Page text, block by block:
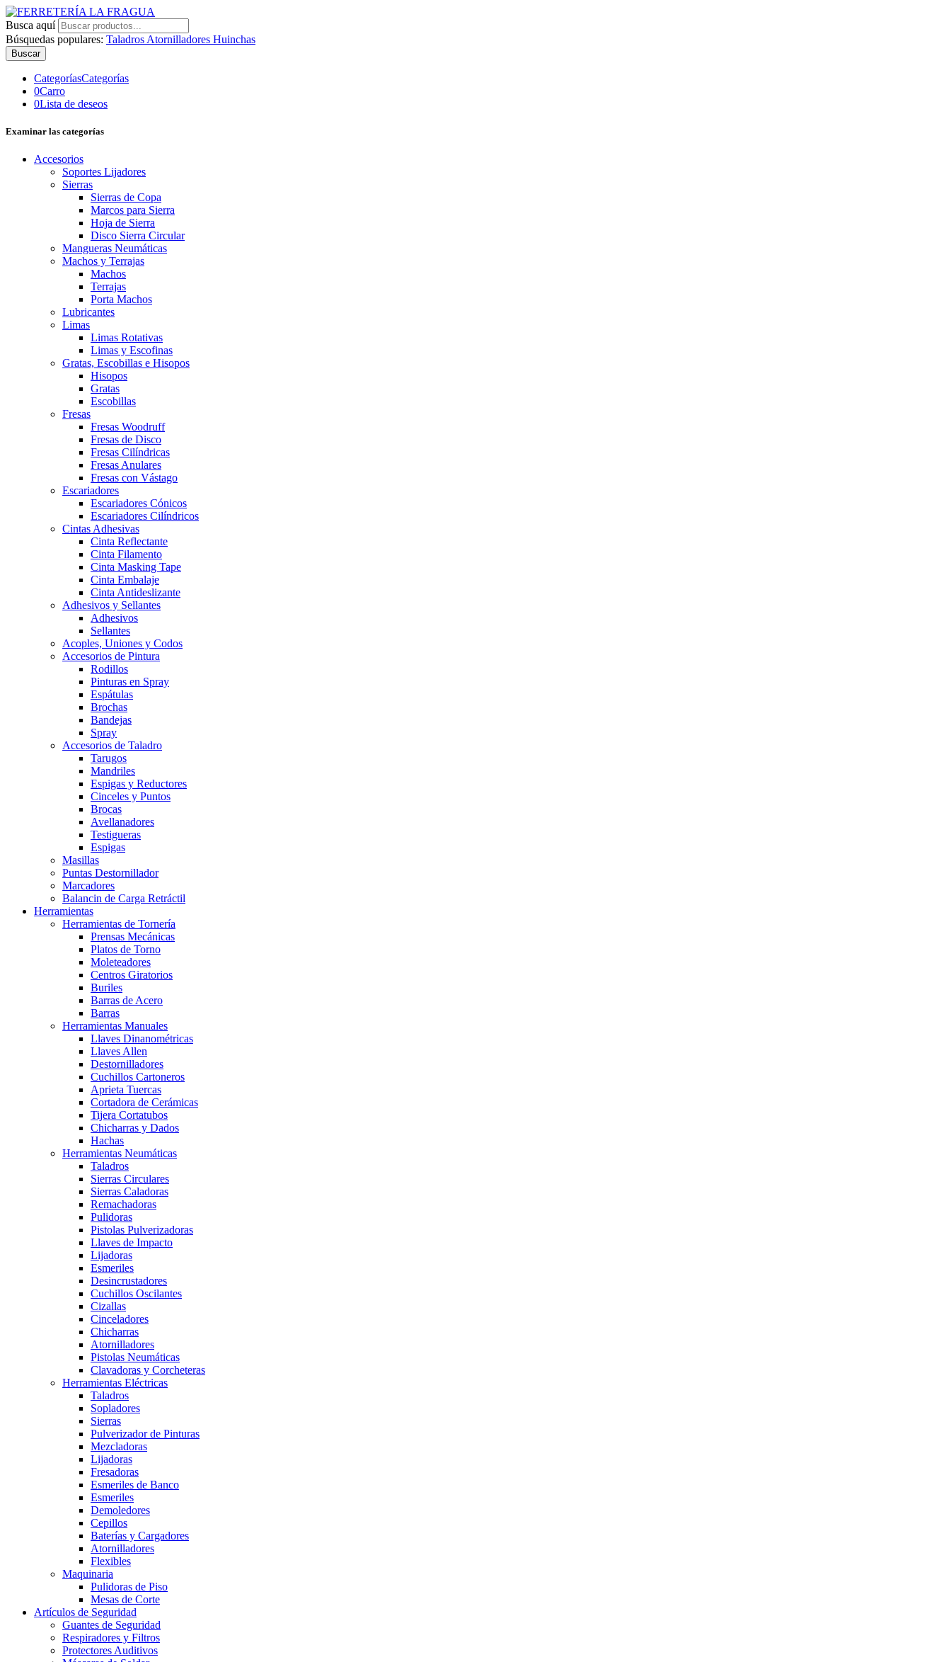
Busca aquí
Búsquedas populares: Taladros Atornilladores Huinchas
Buscar
CategoríasCategorías
0Carro
0Lista de deseos
Examinar las categorías
Accesorios
Soportes Lijadores
Sierras
Sierras de Copa
Marcos para Sierra
Hoja de Sierra
Disco Sierra Circular
Mangueras Neumáticas
Machos y Terrajas
Machos
Terrajas
Porta Machos
Lubricantes
Limas
Limas Rotativas
Limas y Escofinas
Gratas, Escobillas e Hisopos
Hisopos
Gratas
Escobillas
Fresas
Fresas Woodruff
Fresas de Disco
Fresas Cilíndricas
Fresas Anulares
Fresas con Vástago
Escariadores
Escariadores Cónicos
Escariadores Cilíndricos
Cintas Adhesivas
Cinta Reflectante
Cinta Filamento
Cinta Masking Tape
Cinta Embalaje
Cinta Antideslizante
Adhesivos y Sellantes
Adhesivos
Sellantes
Acoples, Uniones y Codos
Accesorios de Pintura
Rodillos
Pinturas en Spray
Espátulas
Brochas
Bandejas
Spray
Accesorios de Taladro
Tarugos
Mandriles
Espigas y Reductores
Cinceles y Puntos
Brocas
Avellanadores
Testigueras
Espigas
Masillas
Puntas Destornillador
Marcadores
Balancin de Carga Retráctil
Herramientas
Herramientas de Tornería
Prensas Mecánicas
Platos de Torno
Moleteadores
Centros Giratorios
Buriles
Barras de Acero
Barras
Herramientas Manuales
Llaves Dinanométricas
Llaves Allen
Destornilladores
Cuchillos Cartoneros
Aprieta Tuercas
Cortadora de Cerámicas
Tijera Cortatubos
Chicharras y Dados
Hachas
Herramientas Neumáticas
Taladros
Sierras Circulares
Sierras Caladoras
Remachadoras
Pulidoras
Pistolas Pulverizadoras
Llaves de Impacto
Lijadoras
Esmeriles
Desincrustadores
Cuchillos Oscilantes
Cizallas
Cinceladores
Chicharras
Atornilladores
Pistolas Neumáticas
Clavadoras y Corcheteras
Herramientas Eléctricas
Taladros
Sopladores
Sierras
Pulverizador de Pinturas
Mezcladoras
Lijadoras
Fresadoras
Esmeriles de Banco
Esmeriles
Demoledores
Cepillos
Baterías y Cargadores
Atornilladores
Flexibles
Maquinaria
Pulidoras de Piso
Mesas de Corte
Artículos de Seguridad
Guantes de Seguridad
Respiradores y Filtros
Protectores Auditivos